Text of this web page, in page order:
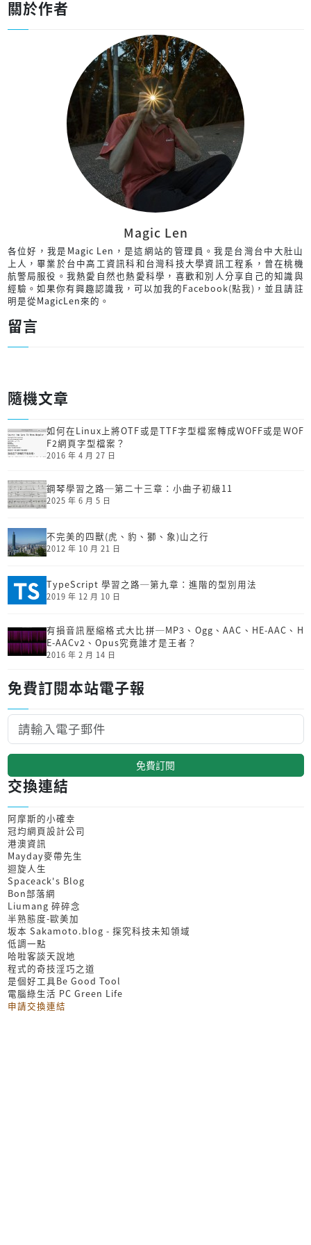
關於作者
Magic Len
各位好，我是Magic Len，是這網站的管理員。我是台灣台中大肚山
上人，畢業於台中高工資訊科和台灣科技大學資訊工程系，曾在桃機
航警局服役。我熱愛自然也熱愛科學，喜歡和別人分享自己的知識與
經驗。如果你有興趣認識我，可以加我的Facebook(點我) ，並且請註
明是從MagicLen來的。
留言
隨機文章
如何在Linux上將OTF或是TTF字型檔案轉成WOFF或是WOF
F2網頁字型檔案？
2016 年 4 月 27 日
鋼琴學習之路─第二十三章：小曲子初級11
2025 年 6 月 5 日
不完美的四獸(虎、豹、獅、象)山之行
2012 年 10 月 21 日
TypeScript 學習之路─第九章：進階的型別用法
2019 年 12 月 10 日
有損音訊壓縮格式大比拼─MP3、Ogg、AAC、HE-AAC、H
E-AACv2、Opus究竟誰才是王者？
2016 年 2 月 14 日
免費訂閱本站電子報
免費訂閱
交換連結
阿摩斯的小確幸
冠均網頁設計公司
港澳資訊
Mayday麥帶先生
迴旋人生
Spaceack's Blog
Bon部落網
Liumang 碎碎念
半熟態度-歐美加
坂本 Sakamoto.blog - 探究科技未知領域
低調一點
哈啦客談天說地
程式的奇技淫巧之道
是個好工具Be Good Tool
電腦綠生活 PC Green Life
申請交換連結